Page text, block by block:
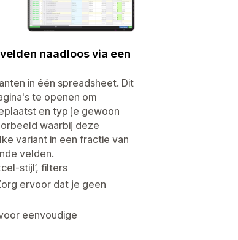
naadloos via een
in één spreadsheet. Dit
te openen om
en typ je gewoon
waarbij deze
variant in een fractie van
velden.
stijl’, filters
ervoor dat je geen
eenvoudige